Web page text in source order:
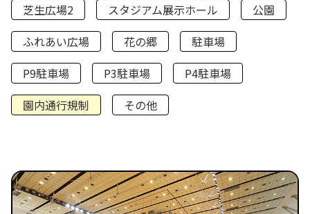
芝生広場2
スタジアム展示ホール
公園
ふれあい広場
花の郷
駐車場
P9駐車場
P3駐車場
P4駐車場
園内通行規制
その他